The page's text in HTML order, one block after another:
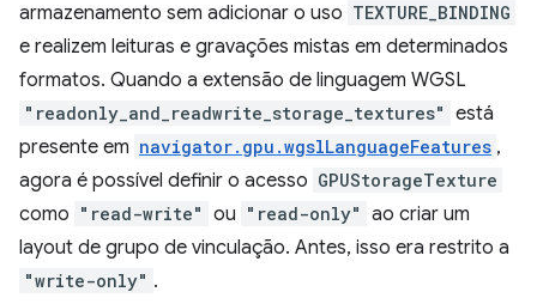
armazenamento sem adicionar o uso TEXTURE_BINDING
e realizem leituras e gravações mistas em determinados
formatos. Quando a extensão de linguagem WGSL
"readonly_and_readwrite_storage_textures" está
presente em navigator.gpu.wgslLanguageFeatures ,
agora é possível definir o acesso GPUStorageTexture
como "read-write" ou "read-only" ao criar um
layout de grupo de vinculação. Antes, isso era restrito a
"write-only" .